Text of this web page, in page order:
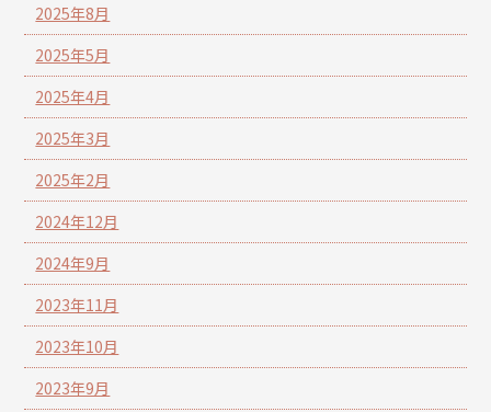
2025年8月
2025年5月
2025年4月
2025年3月
2025年2月
2024年12月
2024年9月
2023年11月
2023年10月
2023年9月